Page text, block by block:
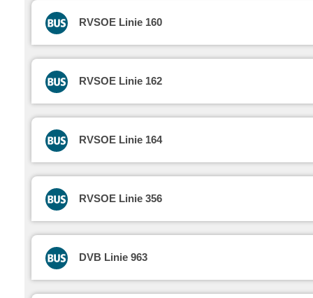
RVSOE Linie 160
RVSOE Linie 162
RVSOE Linie 164
RVSOE Linie 356
DVB Linie 963